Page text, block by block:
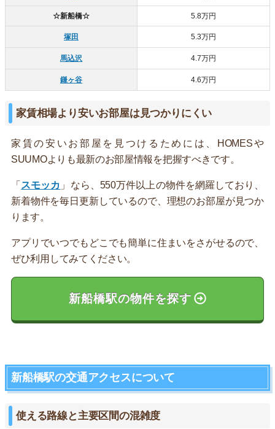
☆新船橋☆ 5.8万円
塚田 5.3万円
馬込沢 4.7万円
鎌ヶ谷 4.6万円
家賃相場より安いお部屋は見つかりにくい
家賃の安いお部屋を見つけるためには、HOMESや
SUUMOよりも最新のお部屋情報を把握すべきです。
「 スモッカ 」なら、550万件以上の物件を網羅しており、
新着物件を毎日更新しているので、理想のお部屋が見つか
ります。
アプリでいつでもどこでも簡単に住まいをさがせるので、
ぜひ利用してみてください。
新船橋駅の物件を探す
新船橋駅の交通アクセスについて
使える路線と主要区間の混雑度